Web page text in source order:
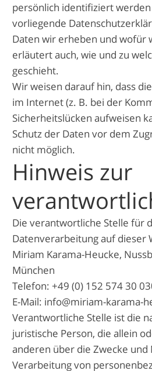
persönlich identifiziert
vorliegende
Daten wir erheben und wofür
erläutert auch, wie und zu
geschieht.
Wir weisen darauf hin, dass
im Internet (z. B. bei der
Sicherheitslücken aufweisen
Schutz der Daten vor dem
nicht möglich.
Hinweis zur
Die verantwortliche Stelle für
Datenverarbeitung auf dieser
Miriam Karama-Heucke,
München
Telefon: +49 (0) 152 574 30
E-Mail: info@miriam-karama-
Verantwortliche Stelle ist die
juristische Person, die allein
anderen über die Zwecke
Verarbeitung von